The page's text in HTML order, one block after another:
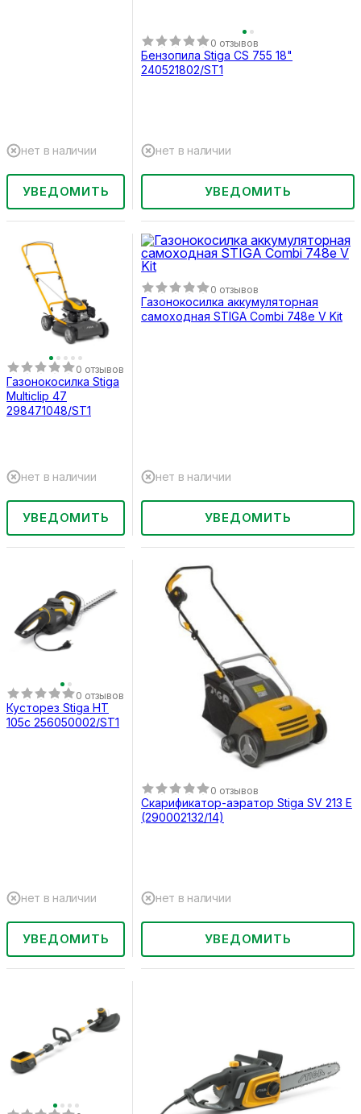
УВЕДОМИТЬ
нет в наличии
0 отзывов
Бензопила Stiga CS 755 18"
240521802/ST1
УВЕДОМИТЬ
нет в наличии
0 отзывов
Газонокосилка Stiga
Multiclip 47
298471048/ST1
УВЕДОМИТЬ
нет в наличии
0 отзывов
Газонокосилка аккумуляторная
самоходная STIGA Combi 748e V Kit
УВЕДОМИТЬ
нет в наличии
0 отзывов
Кусторез Stiga HT
105c 256050002/ST1
УВЕДОМИТЬ
нет в наличии
0 отзывов
Скарификатор-аэратор Stiga SV 213 E
(290002132/14)
УВЕДОМИТЬ
нет в наличии